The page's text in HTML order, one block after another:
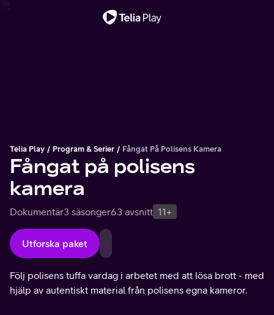
Telia Play Program & Serier Fångat På Polisens Kamera
Fångat på polisens
kamera
Dokumentär3 säsonger63 avsnitt 11+
Utforska paket
Följ polisens tuffa vardag i arbetet med att lösa brott - med
hjälp av autentiskt material från polisens egna kameror.